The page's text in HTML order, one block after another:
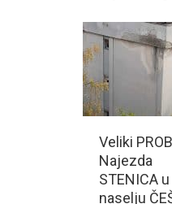
Veliki
Najezda
STENICA u
naselju